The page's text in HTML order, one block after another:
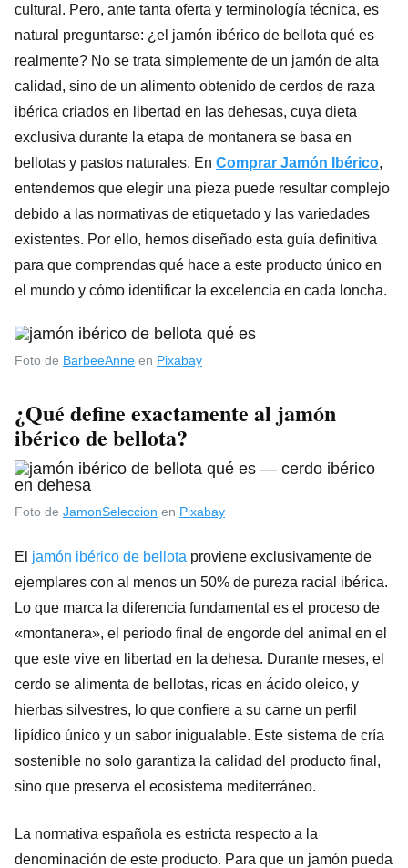
cultural. Pero, ante tanta oferta y terminología técnica, es
natural preguntarse: ¿el jamón ibérico de bellota qué es
realmente? No se trata simplemente de un jamón de alta
calidad, sino de un alimento obtenido de cerdos de raza
ibérica criados en libertad en las dehesas, cuya dieta
exclusiva durante la etapa de montanera se basa en
bellotas y pastos naturales. En Comprar Jamón Ibérico,
entendemos que elegir una pieza puede resultar complejo
debido a las normativas de etiquetado y las variedades
existentes. Por ello, hemos diseñado esta guía definitiva
para que comprendas qué hace a este producto único en
el mundo y cómo identificar la excelencia en cada loncha.
Foto de BarbeeAnne en Pixabay
¿Qué define exactamente al jamón
ibérico de bellota?
Foto de JamonSeleccion en Pixabay
El jamón ibérico de bellota proviene exclusivamente de
ejemplares con al menos un 50% de pureza racial ibérica.
Lo que marca la diferencia fundamental es el proceso de
«montanera», el periodo final de engorde del animal en el
que este vive en libertad en la dehesa. Durante meses, el
cerdo se alimenta de bellotas, ricas en ácido oleico, y
hierbas silvestres, lo que confiere a su carne un perfil
lipídico único y un sabor inigualable. Este sistema de cría
sostenible no solo garantiza la calidad del producto final,
sino que preserva el ecosistema mediterráneo.
La normativa española es estricta respecto a la
denominación de este producto. Para que un jamón pueda